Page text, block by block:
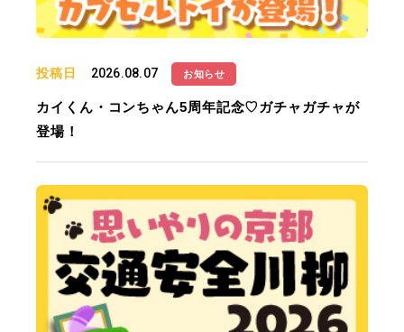
投稿日 2026.08.07 お知らせ
カイくん・コンちゃん5周年記念♡ガチャガチャが
登場！